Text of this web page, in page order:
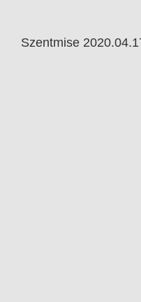
Szentmise